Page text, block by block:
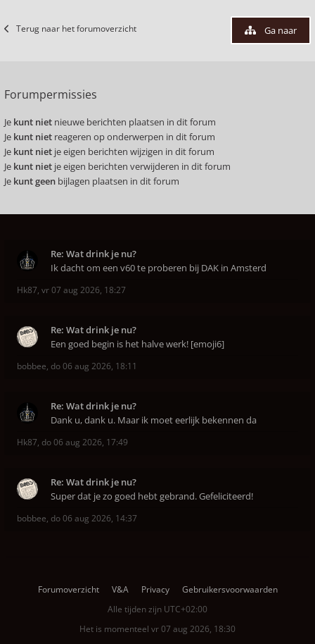
Terug naar het forumoverzicht Ga naar
Forumpermissies
Je kunt niet nieuwe berichten plaatsen in dit forum
Je kunt niet reageren op onderwerpen in dit forum
Je kunt niet je eigen berichten wijzigen in dit forum
Je kunt niet je eigen berichten verwijderen in dit forum
Je kunt geen bijlagen plaatsen in dit forum
Re: Wat drink je nu?
Ik dacht om een v60 te proberen bij DAK in Amsterd
Hk87, vr 07 aug 2026, 18:27
Re: Wat drink je nu?
Een goed begin is het halve werk! [emoji6]
bobbee, do 06 aug 2026, 18:11
Re: Wat drink je nu?
Dank u, dank u. Maar ik moet eerlijk bekennen da
Hk87, do 06 aug 2026, 17:49
Re: Wat drink je nu?
Super dat je zo goed hebt gebrand. Gefeliciteerd!
bobbee, do 06 aug 2026, 14:37
Forumoverzicht V&A Privacy
Gebruikersvoorwaarden
Alle tijden zijn UTC+02:00
Het is momenteel vr 07 aug 2026, 18:30